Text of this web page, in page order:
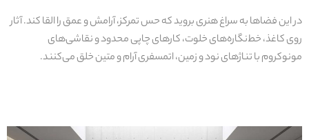
در این فضاها به سراغ هنری بروید که حس تمرکز، آرامش و عمق را القا کند. آثار
روی کاغذ، خط‌نگاره‌های خلوت، کارهای چاپی محدودو نقاشی‌های
مونوکروم با تناژهای نودو زمین، اتمسفری آرام و متین خلق می‌کنند.